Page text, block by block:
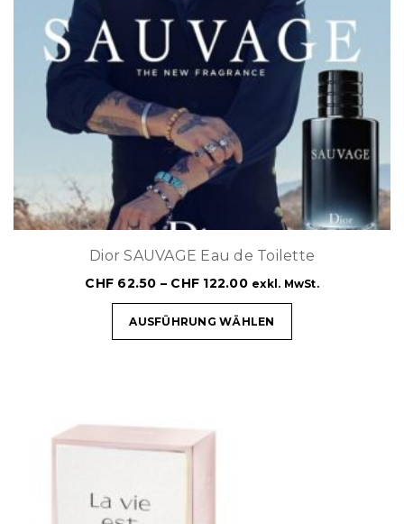
Dior SAUVAGE Eau de Toilette
CHF 62.50 – CHF 122.00 exkl. MwSt.
AUSFÜHRUNG WÄHLEN